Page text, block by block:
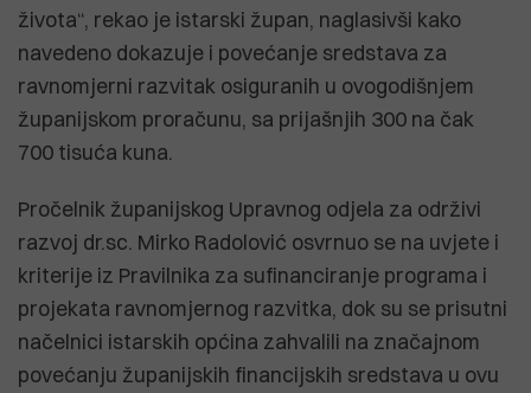
života“, rekao je istarski župan, naglasivši kako
navedeno dokazuje i povećanje sredstava za
ravnomjerni razvitak osiguranih u ovogodišnjem
županijskom proračunu, sa prijašnjih 300 na čak
700 tisuća kuna.
Pročelnik županijskog Upravnog odjela za održivi
razvoj dr.sc. Mirko Radolović osvrnuo se na uvjete i
kriterije iz Pravilnika za sufinanciranje programa i
projekata ravnomjernog razvitka, dok su se prisutni
načelnici istarskih općina zahvalili na značajnom
povećanju županijskih financijskih sredstava u ovu